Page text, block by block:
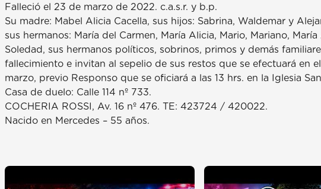
Falleció el 23 de marzo de 2022. c.a.s.r. y b.p.
Su madre: Mabel Alicia Cacella, sus hijos: Sabrina, Waldemar y
sus hermanos: María del Carmen, María Alicia, Mario, Mariano,
Soledad, sus hermanos políticos, sobrinos, primos y demás
fallecimiento e invitan al sepelio de sus restos que se efectuará en
marzo, previo Responso que se oficiará a las 13 hrs. en la Iglesia
Casa de duelo: Calle 114 nº 733.
COCHERIA ROSSI, Av. 16 nº 476. TE: 423724 / 420022.
Nacido en Mercedes – 55 años.